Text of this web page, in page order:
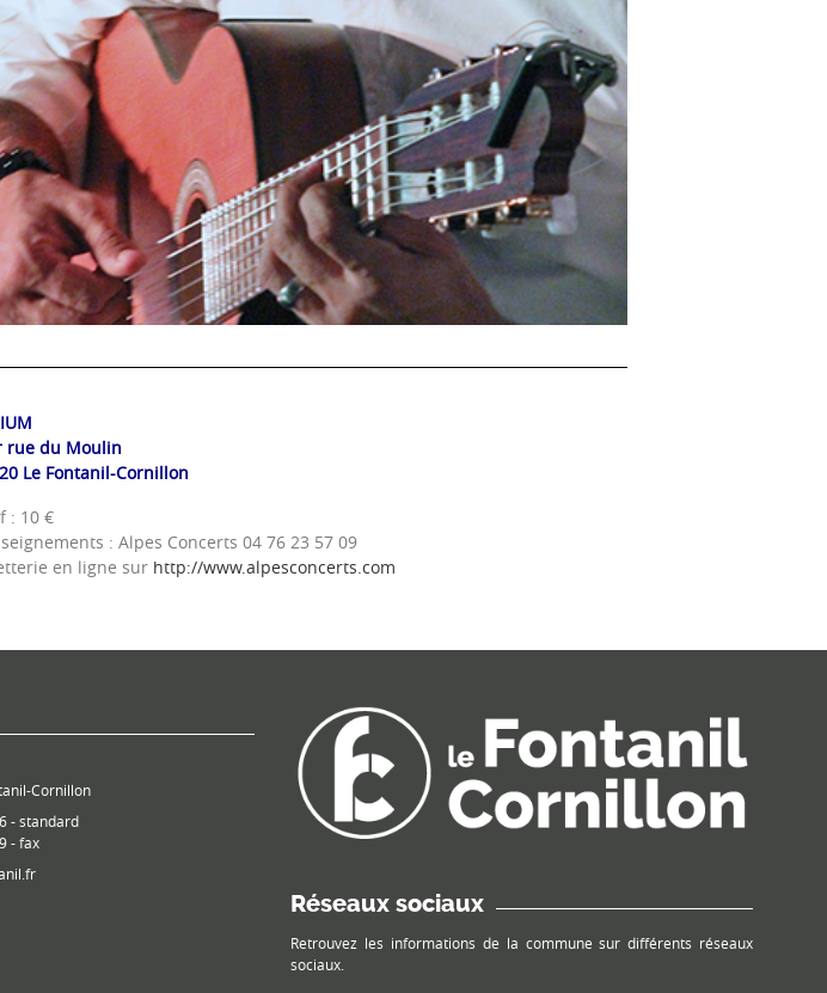
rue du Moulin
Le Fontanil-Cornillon
: 10 €
: Alpes Concerts 04 76 23 57 09
en ligne sur http://www.alpesconcerts.com
Cornillon
- standard
- fax
Réseaux sociaux
Retrouvez les informations de la commune sur différents réseaux
sociaux.